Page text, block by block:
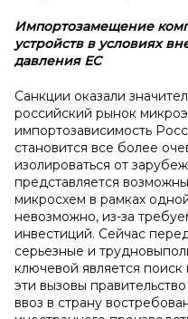
Импортозамещение
устройств в условиях
давления ЕС
Санкции оказали
российский рынок
импортозависимость
становится все более
изолироваться от
представляется
микросхем в рамках
невозможно, из-за
инвестиций. Сейчас
серьезные и
ключевой является
эти вызовы
ввоз в страну